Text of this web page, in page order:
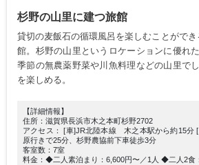
杉野の山里に建つ旅館
貸切の麦飯石の循環風呂を楽しむことがで
館。杉野の山里というロケーションに優れ
季節の無農薬野菜や川魚料理などの山里で
を楽しめる。
【詳細情報】
住所：滋賀県長浜市木之本町杉野2702
アクセス： [車]JR北陸本線 木之本駅から約15分
原行きで25分、杉野農協前下車徒歩3分
客室数：7室
料金：◆二人素泊まり：6,600円〜／1人 ◆二人2食